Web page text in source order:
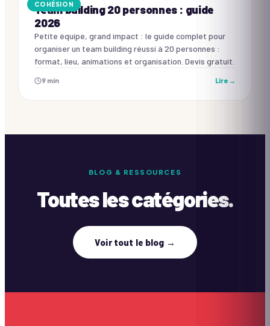
COHÉSION
Team building 20 personnes : guide
2026
Petite équipe, grand impact : le guide complet pour
organiser un team building réussi à 20 personnes :
format, lieu, animations et organisation. Devis gratuit.
9 min Lire →
BLOG & RESSOURCES
Toutes les catégories.
Voir tout le blog →